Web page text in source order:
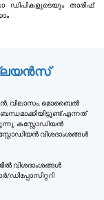
ഡിപികളുടെയും താരിഫ്
വിലാസം, മൊബൈൽ
എന്നത്
കസ്റ്റോഡിയൻ
വിശദാംശങ്ങൾ
വിശദാംശങ്ങൾ
ഡിപ്പോസിറ്ററി